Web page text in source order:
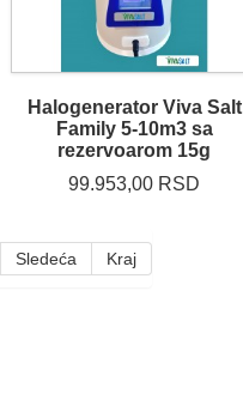
Halogenerator Viva Salt
Family 5-10m3 sa
rezervoarom 15g
99.953,00 RSD
Sledeća Kraj